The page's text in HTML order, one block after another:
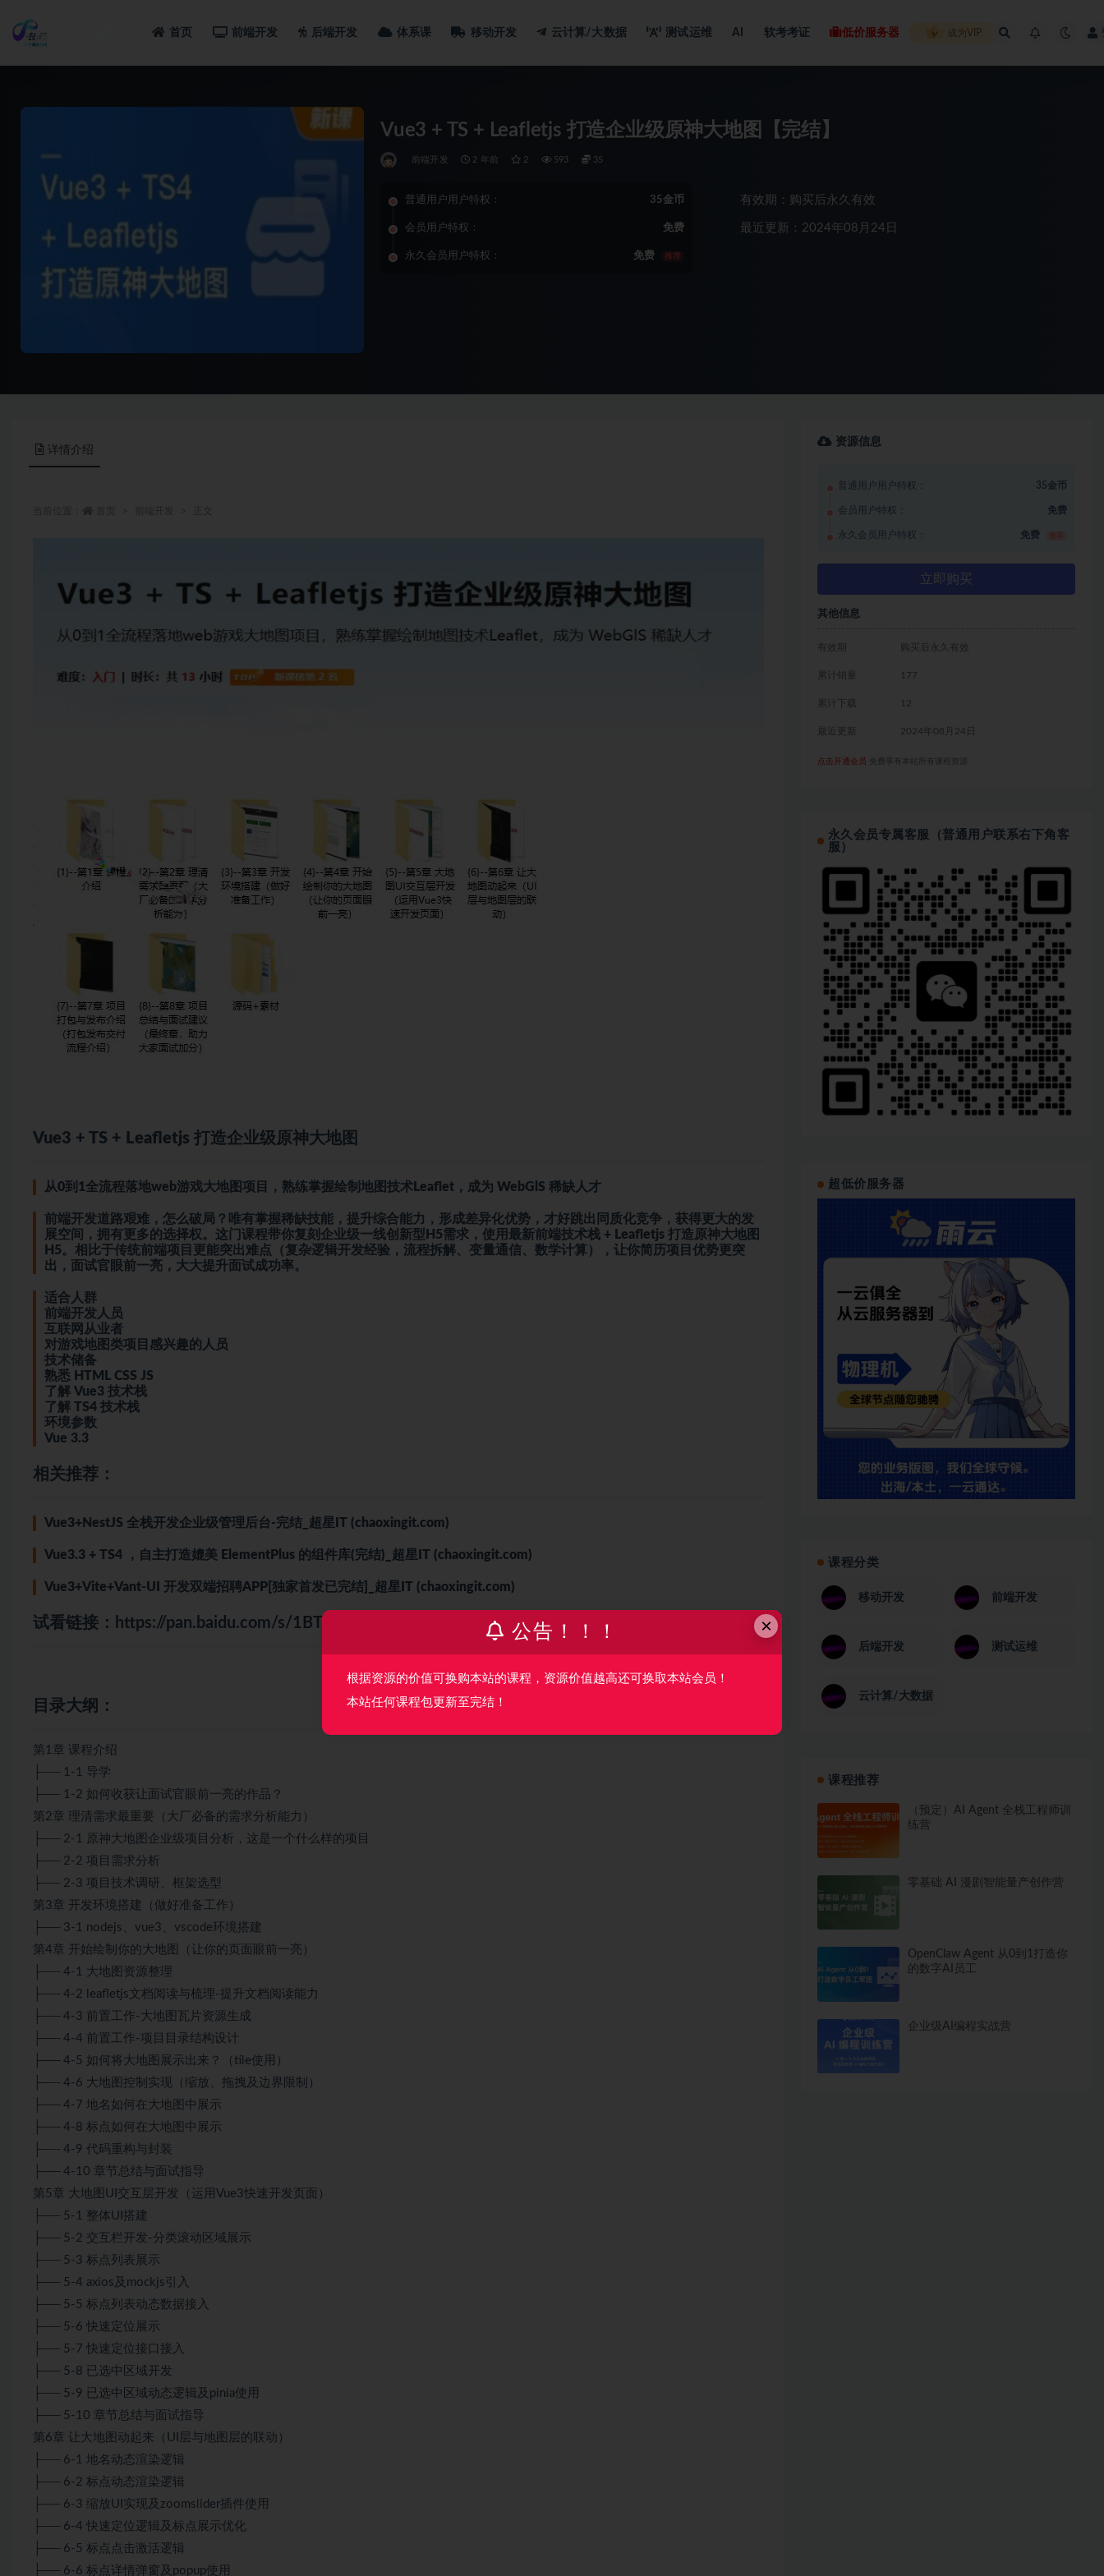
首页 前端开发 后端开发 体系课 移动开发 云计算/大数据 测试运维 AI 软考考证 低价服务器 成为VIP
Vue3 + TS + Leafletjs 打造企业级原神大地图【完结】
前端开发 2 年前 2 593 35
普通用户用户特权： 35金币
会员用户特权： 免费
永久会员用户特权： 免费 推荐
有效期：购买后永久有效
最近更新：2024年08月24日
详情介绍
Vue3 + TS + Leafletjs 打造企业级原神大地图
从0到1全流程落地web游戏大地图项目，熟练掌握绘制地图技术Leaflet，成为 WebGlS 稀缺人才
前端开发道路艰难，怎么破局？唯有掌握稀缺技能，提升综合能力，形成差异化优势，才好跳出同质化竞争，获得更大的发
展空间，拥有更多的选择权。这门课程带你复刻企业级一线创新型H5需求，使用最新前端技术栈 + Leafletjs 打造原神大地图
H5。相比于传统前端项目更能突出难点（复杂逻辑开发经验，流程拆解、变量通信、数学计算），让你简历项目优势更突
出，面试官眼前一亮，大大提升面试成功率。
适合人群
前端开发人员
互联网从业者
对游戏地图类项目感兴趣的人员
技术储备
熟悉 HTML CSS JS
了解 Vue3 技术栈
了解 TS4 技术栈
环境参数
Vue 3.3
相关推荐：
Vue3+NestJS 全栈开发企业级管理后台-完结_超星IT (chaoxingit.com)
Vue3.3 + TS4 ，自主打造媲美 ElementPlus 的组件库(完结)_ 超星IT (chaoxingit.com)
Vue3+Vite+Vant-UI 开发双端招聘APP[独家首发已完结]_ 超星IT (chaoxingit.com)
试看链接： https://pan.baidu.com/s/1BTLlJAu0ONFV8O_Ewg63qA?pwd=g7wg
目录大纲：
第1章 课程介绍
├── 1-1 导学
├── 1-2 如何收获让面试官眼前一亮的作品？
第2章 理清需求最重要（大厂必备的需求分析能力）
├── 2-1 原神大地图企业级项目分析，这是一个什么样的项目
├── 2-2 项目需求分析
├── 2-3 项目技术调研、框架选型
第3章 开发环境搭建（做好准备工作）
├── 3-1 nodejs、vue3、vscode环境搭建
第4章 开始绘制你的大地图（让你的页面眼前一亮）
├── 4-1 大地图资源整理
├── 4-2 leafletjs文档阅读与梳理-提升文档阅读能力
├── 4-3 前置工作-大地图瓦片资源生成
├── 4-4 前置工作-项目目录结构设计
├── 4-5 如何将大地图展示出来？（tile使用）
├── 4-6 大地图控制实现（缩放、拖拽及边界限制）
├── 4-7 地名如何在大地图中展示
├── 4-8 标点如何在大地图中展示
├── 4-9 代码重构与封装
├── 4-10 章节总结与面试指导
第5章 大地图UI交互层开发（运用Vue3快速开发页面）
├── 5-1 整体UI搭建
├── 5-2 交互栏开发-分类滚动区域展示
├── 5-3 标点列表展示
├── 5-4 axios及mockjs引入
├── 5-5 标点列表动态数据接入
├── 5-6 快速定位展示
├── 5-7 快速定位接口接入
├── 5-8 已选中区域开发
├── 5-9 已选中区域动态逻辑及pinia使用
├── 5-10 章节总结与面试指导
第6章 让大地图动起来（UI层与地图层的联动）
├── 6-1 地名动态渲染逻辑
├── 6-2 标点动态渲染逻辑
├── 6-3 缩放UI实现及zoomslider插件使用
├── 6-4 快速定位逻辑及标点展示优化
├── 6-5 标点点击激活逻辑
├── 6-6 标点详情弹窗及popup使用
资源信息
普通用户用户特权： 35金币
会员用户特权： 免费
永久会员用户特权： 免费
立即购买
其他信息
有效期 购买后永久有效
累计销量 177
累计下载 12
最近更新 2024年08月24日
点击开通会员 免费享有本站所有课程资源
永久会员专属客服（普通用户联系右下角客
服）
超低价服务器
课程分类
移动开发 前端开发
后端开发 测试运维
云计算/大数据
课程推荐
（预定）AI Agent 全栈工程师训
练营
零基础 AI 漫剧智能量产创作营
OpenClaw Agent 从0到1打造你
的数字AI员工
企业级AI编程实战营
×
公告！！！
根据资源的价值可换购本站的课程，资源价值越高还可换取本站会员！
本站任何课程包更新至完结！